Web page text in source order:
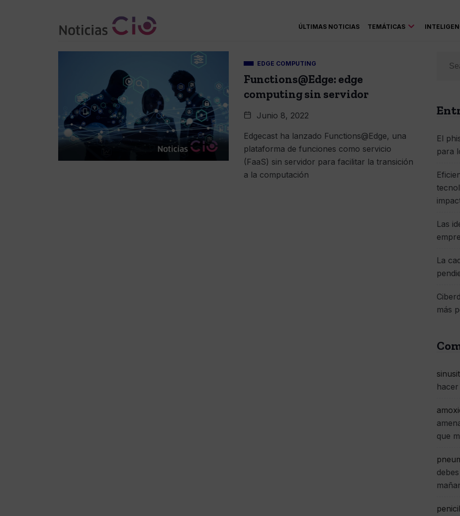
ÚLTIMAS NOTICIAS TEMÁTICAS
EDGE COMPUTING
Functions@Edge: edge
computing sin servidor
Junio 8, 2022
Edgecast ha lanzado Functions@Edge, una
plataforma de funciones como servicio
(FaaS) sin servidor para facilitar la transición
a la computación
El
para
Las
La
más
que